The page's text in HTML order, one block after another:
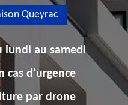
Queyrac
lundi au samedi
cas d'urgence
par drone